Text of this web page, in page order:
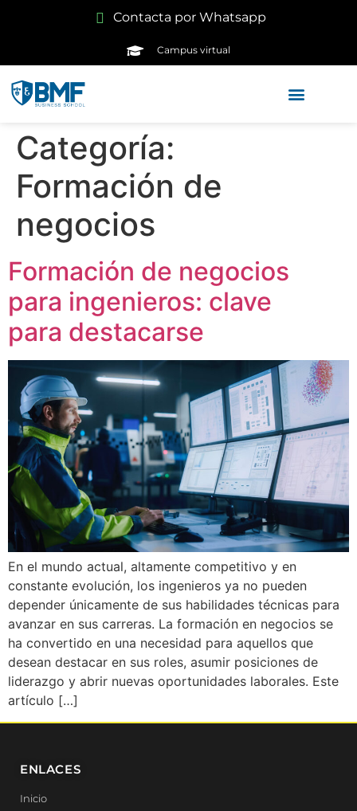
Contacta por Whatsapp
Campus virtual
Categoría:
Formación de
negocios
Formación de negocios
para ingenieros: clave
para destacarse
En el mundo actual, altamente competitivo y en
constante evolución, los ingenieros ya no pueden
depender únicamente de sus habilidades técnicas para
avanzar en sus carreras. La formación en negocios se
ha convertido en una necesidad para aquellos que
desean destacar en sus roles, asumir posiciones de
liderazgo y abrir nuevas oportunidades laborales. Este
artículo […]
ENLACES
Inicio